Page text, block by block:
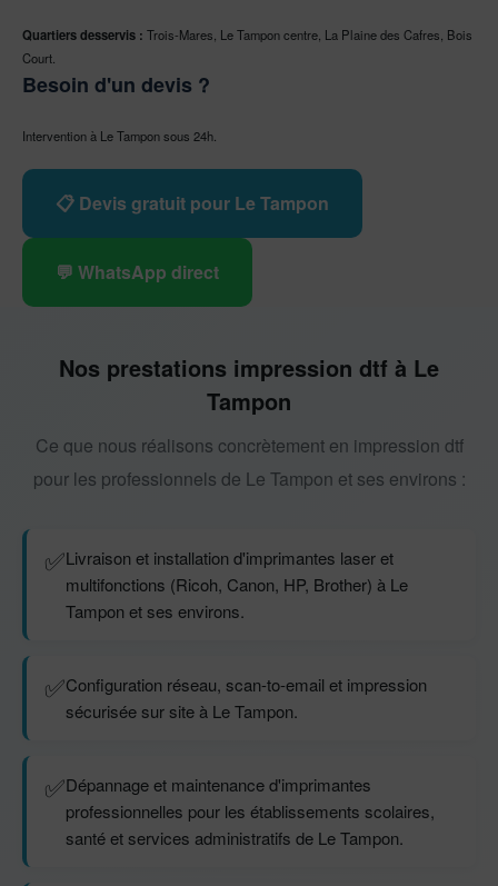
Quartiers desservis : Trois-Mares, Le Tampon centre, La Plaine des Cafres, Bois
Court.
Besoin d'un devis ?
Intervention à Le Tampon sous 24h.
📋 Devis gratuit pour Le Tampon
💬 WhatsApp direct
Nos prestations impression dtf à Le
Tampon
Ce que nous réalisons concrètement en impression dtf
pour les professionnels de Le Tampon et ses environs :
✅Livraison et installation d'imprimantes laser et
multifonctions (Ricoh, Canon, HP, Brother) à Le
Tampon et ses environs.
✅Configuration réseau, scan-to-email et impression
sécurisée sur site à Le Tampon.
✅Dépannage et maintenance d'imprimantes
professionnelles pour les établissements scolaires,
santé et services administratifs de Le Tampon.